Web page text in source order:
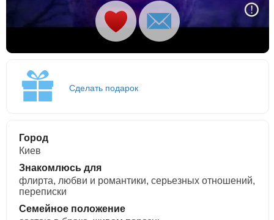
Сделать подарок
Город
Киев
Знакомлюсь для
флирта, любви и романтики, cерьезных отношений,
переписки
Семейное положение